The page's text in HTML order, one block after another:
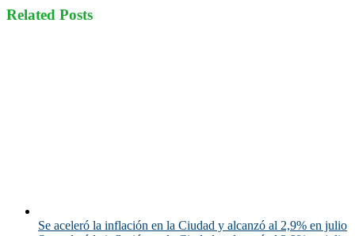
Related Posts
Se aceleró la inflación en la Ciudad y alcanzó al 2,9% en julio